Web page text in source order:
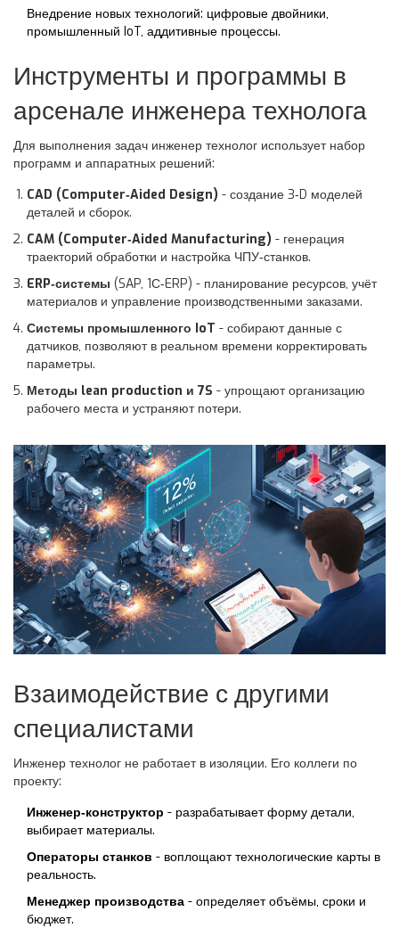
Внедрение новых технологий: цифровые двойники,
промышленный IoT, аддитивные процессы.
Инструменты и программы в
арсенале инженера технолога
Для выполнения задач инженер технолог использует набор
программ и аппаратных решений:
CAD (Computer‑Aided Design) - создание 3‑D моделей
деталей и сборок.
CAM (Computer‑Aided Manufacturing) - генерация
траекторий обработки и настройка ЧПУ‑станков.
ERP‑системы (SAP, 1С‑ERP) - планирование ресурсов, учёт
материалов и управление производственными заказами.
Системы промышленного IoT - собирают данные с
датчиков, позволяют в реальном времени корректировать
параметры.
Методы lean production и 7S - упрощают организацию
рабочего места и устраняют потери.
Взаимодействие с другими
специалистами
Инженер технолог не работает в изоляции. Его коллеги по
проекту:
Инженер‑конструктор - разрабатывает форму детали,
выбирает материалы.
Операторы станков - воплощают технологические карты в
реальность.
Менеджер производства - определяет объёмы, сроки и
бюджет.